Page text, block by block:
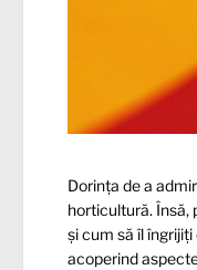
Dorința de a
horticultură. Însă,
și cum să îl
acoperind